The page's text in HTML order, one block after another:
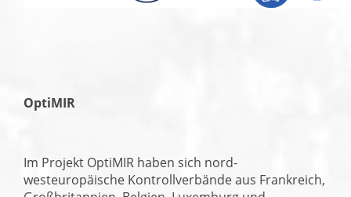
OptiMIR
Im Projekt OptiMIR haben sich nord-
westeuropäische Kontrollverbände aus Frankreich,